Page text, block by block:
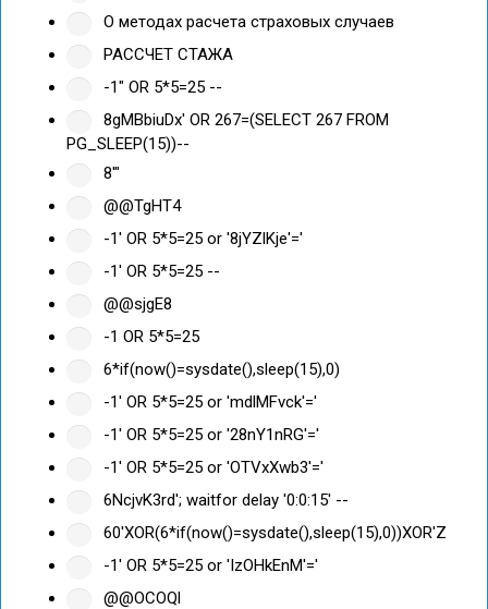
О методах расчета страховых случаев
РАССЧЕТ СТАЖА
-1" OR 5*5=25 --
8gMBbiuDx' OR 267=(SELECT 267 FROM
PG_SLEEP(15))--
8'"
@@TgHT4
-1' OR 5*5=25 or '8jYZlKje'='
-1' OR 5*5=25 --
@@sjgE8
-1 OR 5*5=25
6*if(now()=sysdate(),sleep(15),0)
-1' OR 5*5=25 or 'mdlMFvck'='
-1' OR 5*5=25 or '28nY1nRG'='
-1' OR 5*5=25 or 'OTVxXwb3'='
6NcjvK3rd'; waitfor delay '0:0:15' --
60'XOR(6*if(now()=sysdate(),sleep(15),0))XOR'Z
-1' OR 5*5=25 or 'IzOHkEnM'='
@@OCOQl